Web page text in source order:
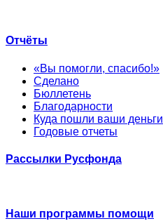
Отчёты
«Вы помогли, спасибо!»
Сделано
Бюллетень
Благодарности
Куда пошли ваши деньги
Годовые отчеты
Рассылки Русфонда
Наши программы помощи